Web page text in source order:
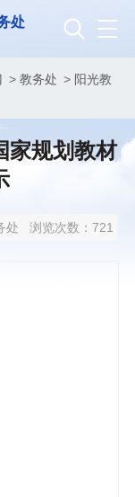
处
> 教务处 > 阳光教
家规划教材
处 浏览次数： 721